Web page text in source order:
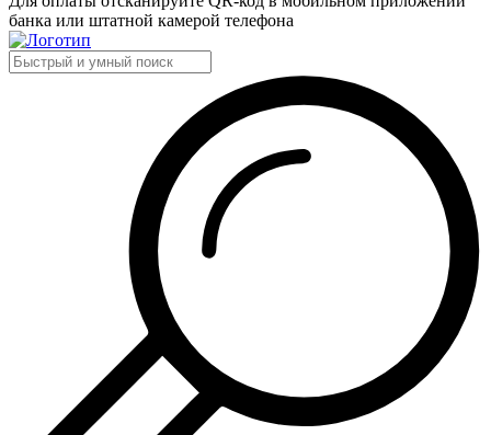
банка или штатной камерой телефона